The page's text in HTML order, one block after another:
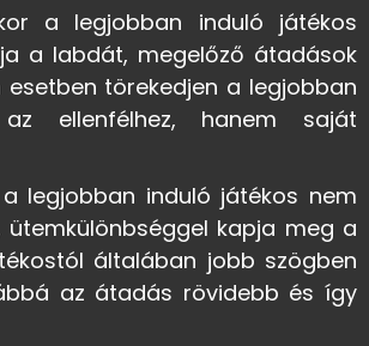
a legjobban induló játékos
a labdát, megelőző átadások
esetben törekedjen a legjobban
ellenfélhez, hanem saját
legjobban induló játékos nem
kapja meg a
általában jobb szögben
az átadás rövidebb és így